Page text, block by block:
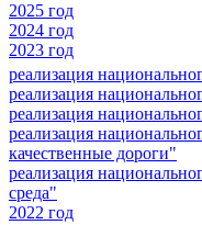
2025 год
2024 год
2023 год
реализация
реализация
реализация
реализация
качественные дороги"
реализация
среда"
2022 год